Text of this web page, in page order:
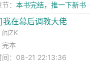
节：本书完结，推一下新书
我在幕后调教大佬
阎ZK
完本
间：08-21 22:13:36